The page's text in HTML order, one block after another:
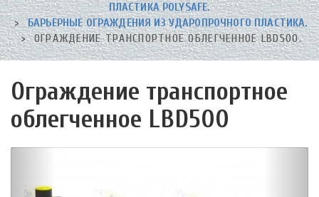
ПЛАСТИКА POLYSAFE.
БАРЬЕРНЫЕ ОГРАЖДЕНИЯ ИЗ УДАРОПРОЧНОГО ПЛАСТИКА.
ОГРАЖДЕНИЕ ТРАНСПОРТНОЕ ОБЛЕГЧЕННОЕ LBD500.
Ограждение транспортное
облегченное LBD500